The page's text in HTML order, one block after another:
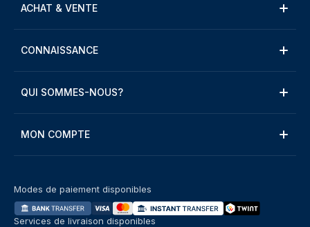
ACHAT & VENTE
CONNAISSANCE
QUI SOMMES-NOUS?
MON COMPTE
Modes de paiement disponibles
Services de livraison disponibles